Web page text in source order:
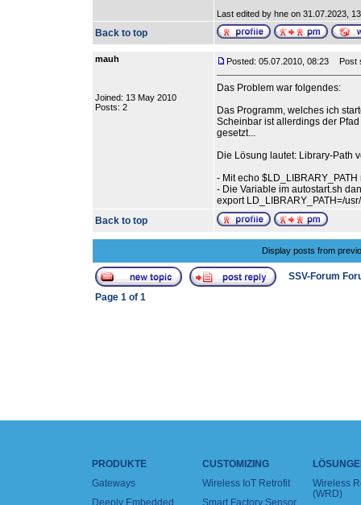
Last edited by hne on 31.07.2023,
Back to top
mauh
Joined: 13 May 2010
Posts: 2
Posted: 05.07.2010, 08:23 Post
Das Problem war folgendes:
Das Programm, welches ich
Scheinbar ist allerdings der
gesetzt...
Die Lösung lautet: Library-Path
- Mit echo
- Die Variable im autostart.sh
export LD_LIBRARY_PATH=/
Back to top
Display posts from
SSV-Forum
Page 1 of 1
PRODUKTE
Gateways
Deeply Embedded
CUSTOMIZING
Wireless IoT Retrofit
Smart Factory Sensor
Wireless
(WRD)